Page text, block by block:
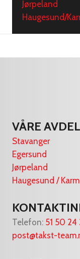
Jørpeland
Haugesund/
VÅRE
Stavanger
Egersund
Jørpeland
Haugesund /
Telefon: 51 50 24
post@takst-